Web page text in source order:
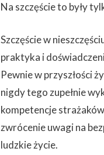
Na szczęście to były
Szczęście w
praktyka i
Pewnie w przyszłości
nigdy tego zupełnie
kompetencje
zwrócenie uwagi na
ludzkie życie.